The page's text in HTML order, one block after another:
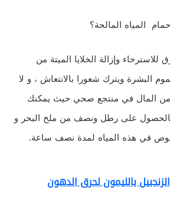
المياه المالحة؟
وإزالة الخلايا الميتة من
البشرة ويترك شعورا بالانتعاش ، و لا
من المال في منتجع صحي حيث يمكنك
على رطل ونصف من ملح البحر و
في هذه المياه لمدة نصف ساعة.
بالليمون لحرق الدهون